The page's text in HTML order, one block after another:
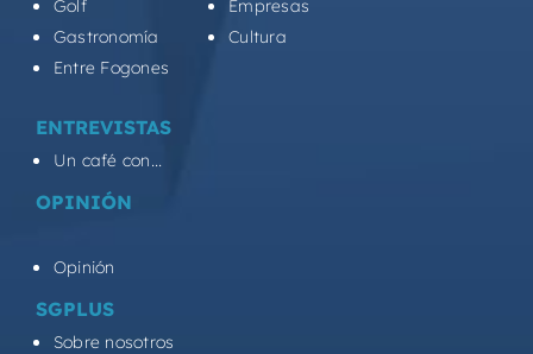
Golf
Gastronomía
Entre Fogones
Empresas
Cultura
ENTREVISTAS
Un café con...
OPINIÓN
Opinión
SGPLUS
Sobre nosotros